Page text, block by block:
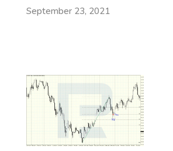
September 23, 2021